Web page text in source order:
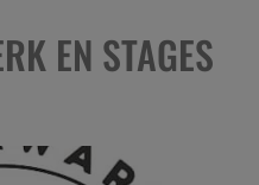
EN STAGES